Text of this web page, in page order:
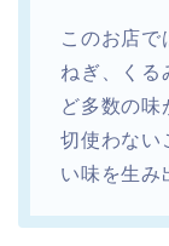
このお店で
ねぎ、くる
ど多数の味
切使わない
い味を生み